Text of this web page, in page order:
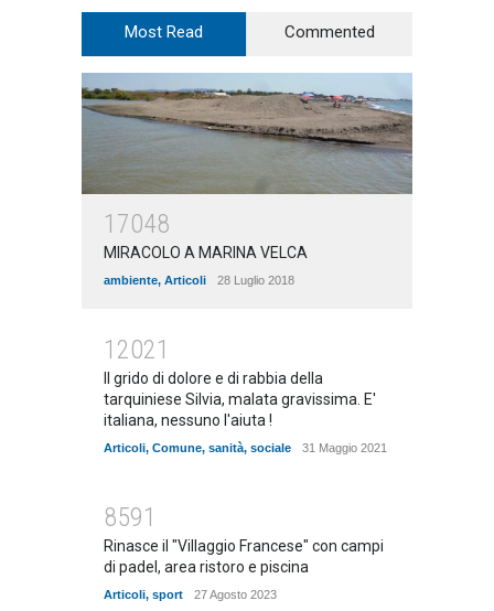
Most Read Commented
17048
MIRACOLO A MARINA VELCA
ambiente, Articoli 28 Luglio 2018
12021
Il grido di dolore e di rabbia della
tarquiniese Silvia, malata gravissima. E'
italiana, nessuno l'aiuta !
Articoli, Comune, sanità, sociale 31 Maggio 2021
8591
Rinasce il "Villaggio Francese" con campi
di padel, area ristoro e piscina
Articoli, sport 27 Agosto 2023